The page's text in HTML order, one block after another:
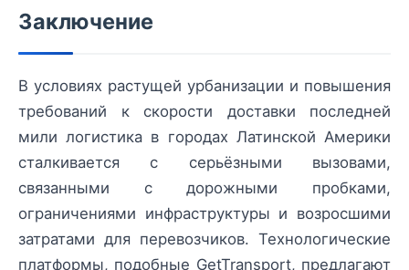
Заключение
В условиях растущей урбанизации и повышения
требований к скорости доставки последней
мили логистика в городах Латинской Америки
сталкивается с серьёзными вызовами,
связанными с дорожными пробками,
ограничениями инфраструктуры и возросшими
затратами для перевозчиков. Технологические
платформы, подобные GetTransport, предлагают